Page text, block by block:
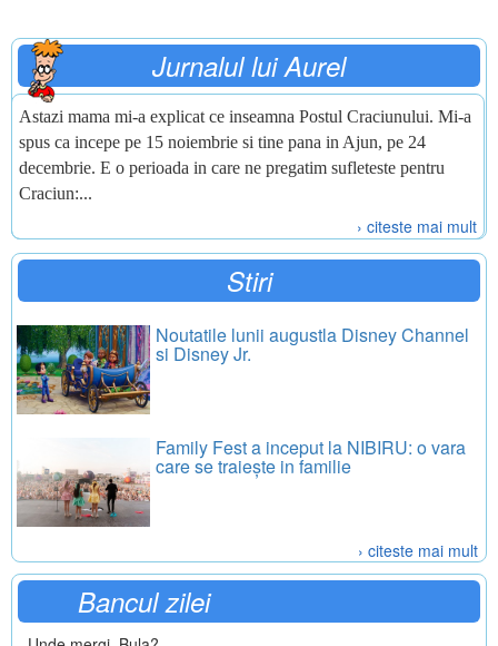
Jurnalul lui Aurel
Astazi mama mi-a explicat ce inseamna Postul Craciunului. Mi-a
spus ca incepe pe 15 noiembrie si tine pana in Ajun, pe 24
decembrie. E o perioada in care ne pregatim sufleteste pentru
Craciun:...
› citeste mai mult
Stiri
Noutatile lunii augustla Disney Channel
si Disney Jr.
Family Fest a inceput la NIBIRU: o vara
care se traiește in familie
› citeste mai mult
Bancul zilei